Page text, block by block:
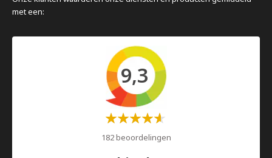
met een:
9,3
Waardering:
182 beoordelingen